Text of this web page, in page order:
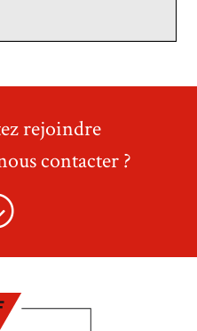
rejoindre
contacter ?